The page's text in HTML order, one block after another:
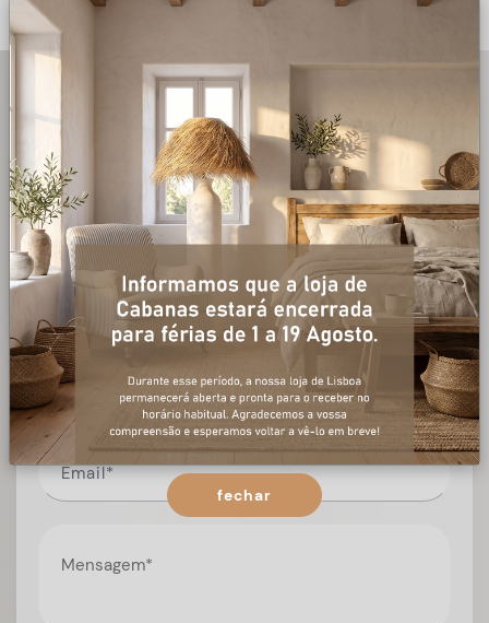
sobre o artigo, preencha o formulário abaixo.
+ informações
Preencha o formulário, e num curto espaço de tempo,
temos respostas para todas as suas questões.
fechar